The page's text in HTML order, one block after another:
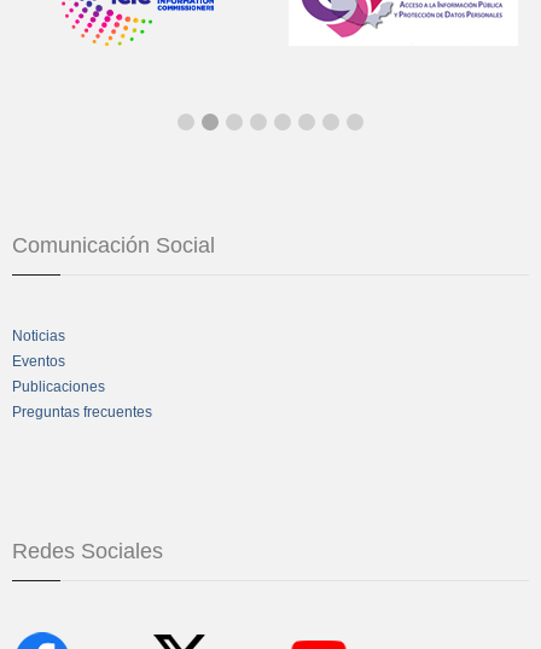
Comunicación Social
Noticias
Eventos
Publicaciones
Preguntas frecuentes
Redes Sociales